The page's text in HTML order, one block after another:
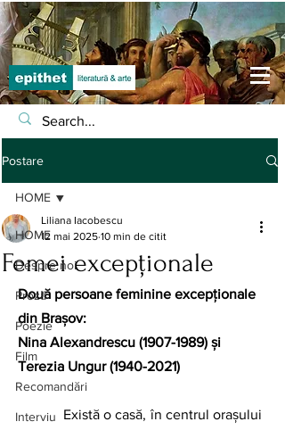
Postare
HOME
Despre noi
Proză
Poezie
Film
Recomandări
Interviu
HOME
Femei excepționale
Liliana Iacobescu
12 mai 2025 10 min de citit
Două persoane feminine excepționale
din Brașov:
Nina Alexandrescu (1907-1989) și
Terezia Ungur (1940-2021)
Există o casă, în centrul orașului